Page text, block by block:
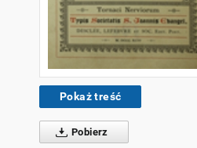
Pokaż treść
Pobierz